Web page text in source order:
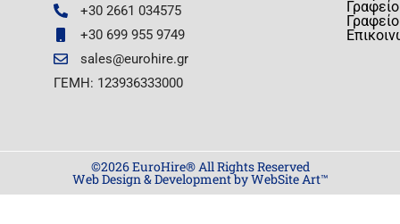
+30 2661 034575
+30 699 955 9749
sales@eurohire.gr
ΓΕΜΗ: 123936333000
©2026 EuroHire® All Rights Reserved
Web Design & Development by WebSite Art™